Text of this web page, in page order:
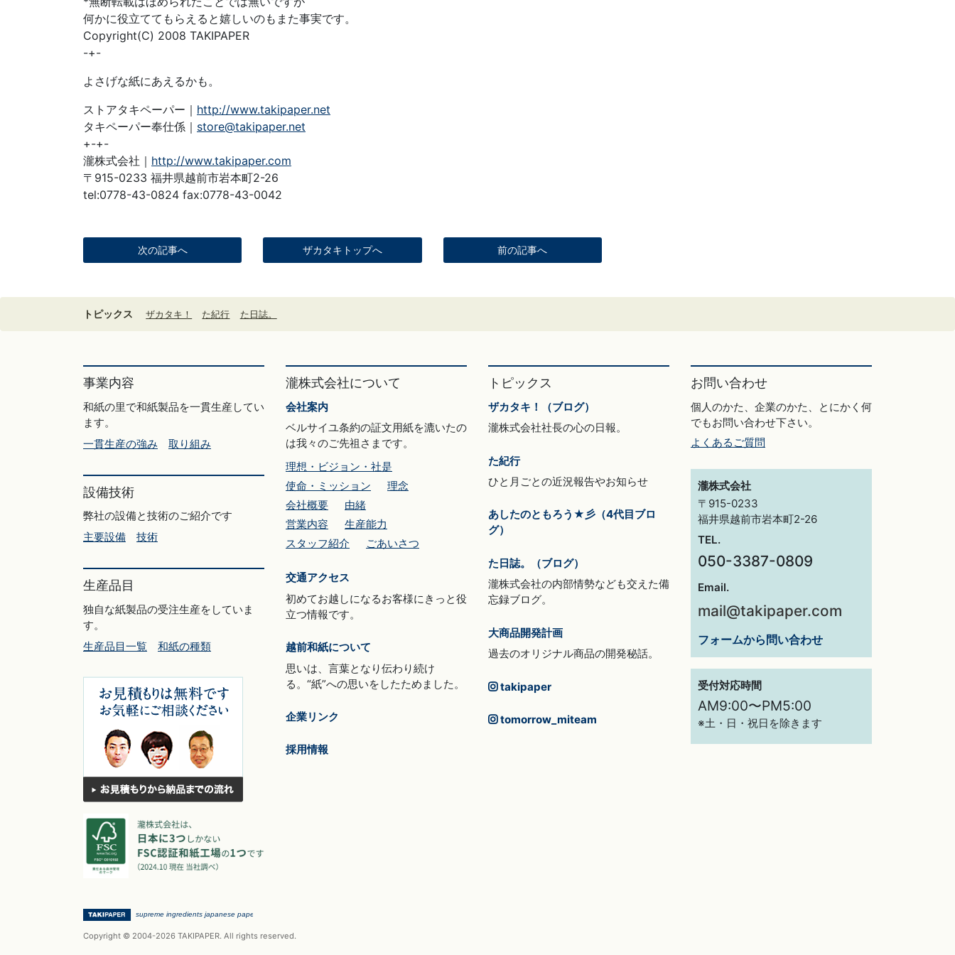
何かに役立ててもらえると嬉しいのもまた事実です。
Copyright(C) 2008 TAKIPAPER
-+-
よさげな紙にあえるかも。
ストアタキペーパー｜ http://www.takipaper.net
タキペーパー奉仕係｜ store@takipaper.net
+-+-
瀧株式会社｜ http://www.takipaper.com
〒915-0233 福井県越前市岩本町2-26
tel:0778-43-0824 fax:0778-43-0042
次の記事へ ザカタキトップへ 前の記事へ
トピックス ザカタキ！ た紀行 た日誌。
事業内容
和紙の里で和紙製品を一貫生産してい
ます。
一貫生産の強み
取り組み
設備技術
弊社の設備と技術のご紹介です
主要設備
技術
生産品目
独自な紙製品の受注生産をしていま
す。
生産品目一覧
和紙の種類
瀧株式会社について
会社案内
ベルサイユ条約の証文用紙を漉いたの
は我々のご先祖さまです。
理想・ビジョン・社是
使命・ミッション
理念
会社概要
由緒
営業内容
生産能力
スタッフ紹介
ごあいさつ
交通アクセス
初めてお越しになるお客様にきっと役
立つ情報です。
越前和紙について
思いは、言葉となり伝わり続け
る。“紙”への思いをしたためました。
企業リンク
採用情報
トピックス
ザカタキ！（ブログ）
瀧株式会社社長の心の日報。
た紀行
ひと月ごとの近況報告やお知らせ
あしたのともろう★彡（4代目ブロ
グ）
た日誌。（ブログ）
瀧株式会社の内部情勢なども交えた備
忘録ブログ。
大商品開発計画
過去のオリジナル商品の開発秘話。
takipaper
tomorrow_miteam
お問い合わせ
個人のかた、企業のかた、とにかく何
でもお問い合わせ下さい。
よくあるご質問
瀧株式会社
〒915-0233
福井県越前市岩本町2-26
TEL.
050-3387-0809
Email.
mail@takipaper.com
フォームから問い合わせ
受付対応時間
AM9:00〜PM5:00
※土・日・祝日を除きます
Copyright © 2004-2026 TAKIPAPER. All rights reserved.